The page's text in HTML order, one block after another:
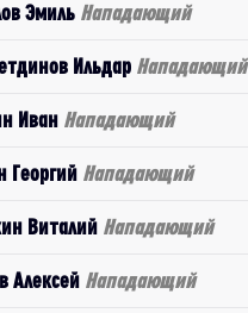
Эмиль Нападающий
Ильдар Нападающий
Иван Нападающий
Георгий Нападающий
Виталий Нападающий
Алексей Нападающий